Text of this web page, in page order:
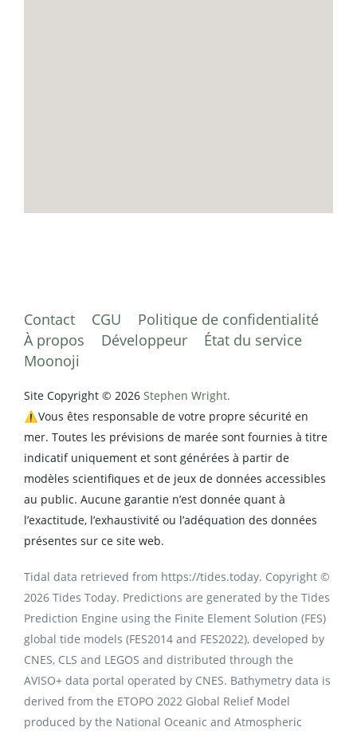
Contact CGU
Politique de confidentialité
À propos
Développeur
État du service
Moonoji
Site Copyright © 2026 Stephen Wright.
⚠️Vous êtes responsable de votre propre sécurité en
mer. Toutes les prévisions de marée sont fournies à titre
indicatif uniquement et sont générées à partir de
modèles scientifiques et de jeux de données accessibles
au public. Aucune garantie n’est donnée quant à
l’exactitude, l’exhaustivité ou l’adéquation des données
présentes sur ce site web.
Tidal data retrieved from https://tides.today. Copyright ©
2026 Tides Today. Predictions are generated by the Tides
Prediction Engine using the Finite Element Solution (FES)
global tide models (FES2014 and FES2022), developed by
CNES, CLS and LEGOS and distributed through the
AVISO+ data portal operated by CNES. Bathymetry data is
derived from the ETOPO 2022 Global Relief Model
produced by the National Oceanic and Atmospheric